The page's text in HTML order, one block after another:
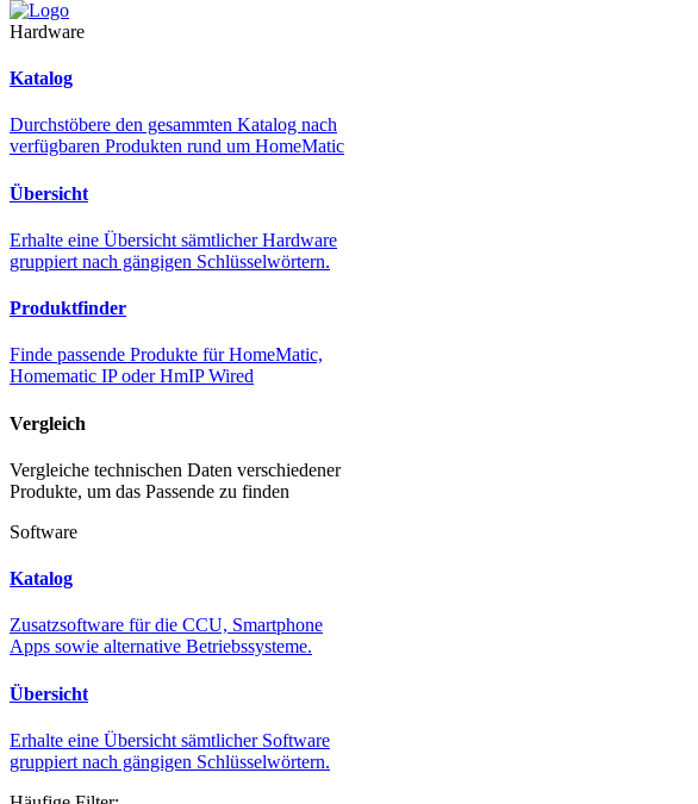
Hardware
Katalog
Durchstöbere den gesammten Katalog nach
verfügbaren Produkten rund um HomeMatic
Übersicht
Erhalte eine Übersicht sämtlicher Hardware
gruppiert nach gängigen Schlüsselwörtern.
Produktfinder
Finde passende Produkte für HomeMatic,
Homematic IP oder HmIP Wired
Vergleich
Vergleiche technischen Daten verschiedener
Produkte, um das Passende zu finden
Software
Katalog
Zusatzsoftware für die CCU, Smartphone
Apps sowie alternative Betriebssysteme.
Übersicht
Erhalte eine Übersicht sämtlicher Software
gruppiert nach gängigen Schlüsselwörtern.